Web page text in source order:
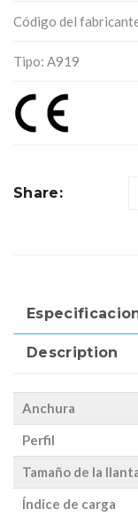
Código del
Tipo: A919
Share:
Description
Anchura
Perfil
Tamaño de la
Índice de carga